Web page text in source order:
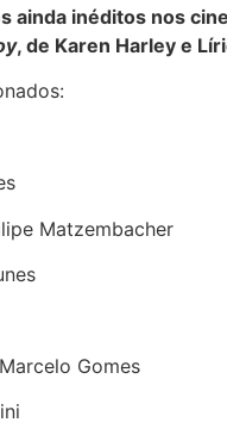
ainda inéditos nos
, de Karen Harley e
Matzembacher
Gomes